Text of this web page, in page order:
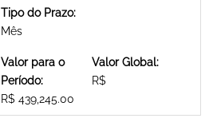
Tipo do Prazo:
Mês
Valor para o
Período:
R$ 439,245.00
Valor Global:
R$